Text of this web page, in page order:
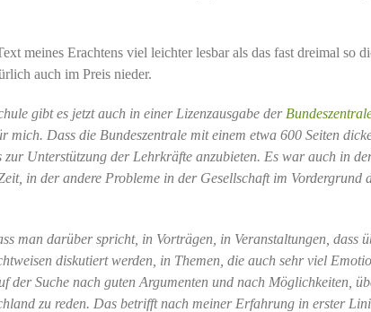
meines Erachtens viel leichter lesbar als das fast dreimal so
auch im Preis nieder.
gibt es jetzt auch in einer Lizenzausgabe der
mich. Dass die Bundeszentrale mit einem etwa 600 Seiten
zur Unterstützung der Lehrkräfte anzubieten. Es war auch in
in der andere Probleme in der Gesellschaft im Vordergrund
man darüber spricht, in Vorträgen, in Veranstaltungen, dass
diskutiert werden, in Themen, die auch sehr viel
der Suche nach guten Argumenten und nach Möglichkeiten,
zu reden. Das betrifft nach meiner Erfahrung in erster